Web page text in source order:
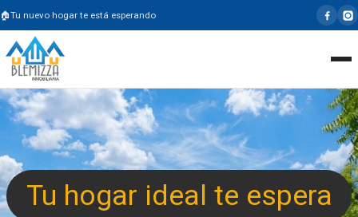
Tu nuevo hogar te está esperando
Tu hogar ideal te espera